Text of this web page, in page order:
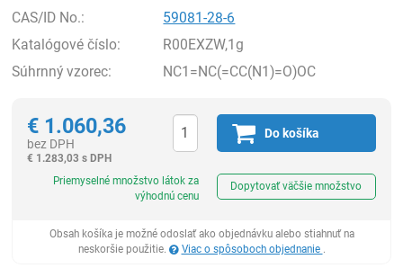
CAS/ID No.:
59081-28-6
Katalógové číslo:
R00EXZW,1g
Súhrnný vzorec:
NC1=NC(=CC(N1)=O)OC
€ 1.060,36
bez DPH
€ 1.283,03 s DPH
Do košíka
Priemyselné množstvo látok za
výhodnú cenu
Dopytovať väčšie množstvo
Obsah košíka je možné odoslať ako objednávku alebo stiahnuť na
neskoršie použitie.
Viac o spôsoboch objednanie .